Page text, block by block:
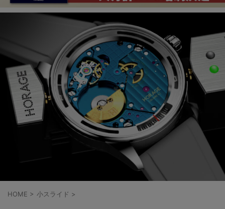
HOME > 小スライド >